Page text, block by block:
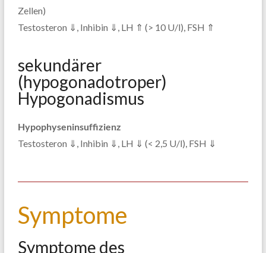
Zellen)
Testosteron ⇓, Inhibin ⇓, LH ⇑ (> 10 U/l), FSH ⇑
sekundärer
(hypogonadotroper)
Hypogonadismus
Hypophyseninsuffizienz
Testosteron ⇓, Inhibin ⇓, LH ⇓ (< 2,5 U/l), FSH ⇓
Symptome
Symptome des